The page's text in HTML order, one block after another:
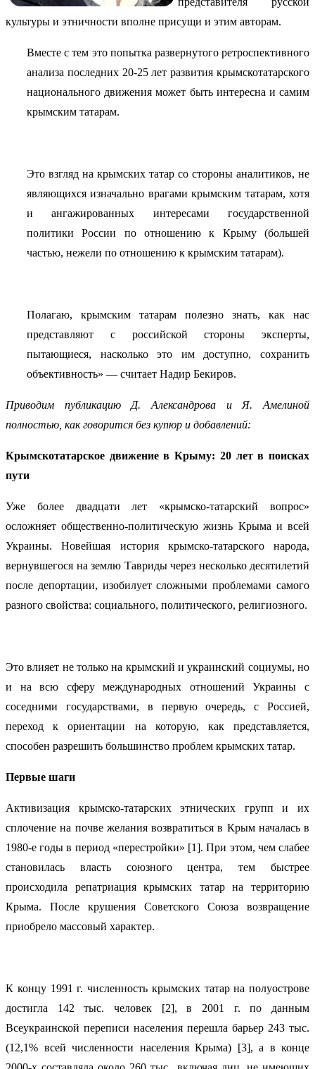
культуры и этничности вполне присущи и этим авторам.
Вместе с тем это попытка развернутого ретроспективного
анализа последних 20-25 лет развития крымскотатарского
национального движения может быть интересна и самим
крымским татарам.
Это взгляд на крымских татар со стороны аналитиков, не
являющихся изначально врагами крымским татарам, хотя
и ангажированных интересами государственной
политики России по отношению к Крыму (большей
частью, нежели по отношению к крымским татарам).
Полагаю, крымским татарам полезно знать, как нас
представляют с российской стороны эксперты,
пытающиеся, насколько это им доступно, сохранить
объективность» — считает Надир Бекиров.
Приводим публикацию Д. Александрова и Я. Амелиной
полностью, как говорится без купюр и добавлений:
Крымскотатарское движение в Крыму: 20 лет в поисках
пути
Уже более двадцати лет «крымско-татарский вопрос»
осложняет общественно-политическую жизнь Крыма и всей
Украины. Новейшая история крымско-татарского народа,
вернувшегося на землю Тавриды через несколько десятилетий
после депортации, изобилует сложными проблемами самого
разного свойства: социального, политического, религиозного.
Это влияет не только на крымский и украинский социумы, но
и на всю сферу международных отношений Украины с
соседними государствами, в первую очередь, с Россией,
переход к ориентации на которую, как представляется,
способен разрешить большинство проблем крымских татар.
Первые шаги
Активизация крымско-татарских этнических групп и их
сплочение на почве желания возвратиться в Крым началась в
1980-е годы в период «перестройки» [1]. При этом, чем слабее
становилась власть союзного центра, тем быстрее
происходила репатриация крымских татар на территорию
Крыма. После крушения Советского Союза возвращение
приобрело массовый характер.
К концу 1991 г. численность крымских татар на полуострове
достигла 142 тыс. человек [2], в 2001 г. по данным
Всеукраинской переписи населения перешла барьер 243 тыс.
(12,1% всей численности населения Крыма) [3], а в конце